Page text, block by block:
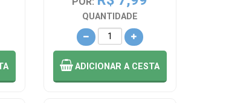
QUANTIDADE
ADICIONARA CESTA